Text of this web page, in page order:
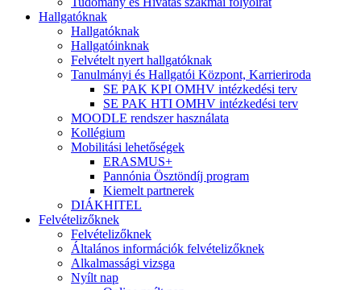
Hallgatóknak
Hallgatóknak
Hallgatóinknak
Felvételt nyert hallgatóknak
Tanulmányi és Hallgatói Központ, Karrieriroda
SE PAK KPI OMHV intézkedési terv
SE PAK HTI OMHV intézkedési terv
MOODLE rendszer használata
Kollégium
Mobilitási lehetőségek
ERASMUS+
Pannónia Ösztöndíj program
Kiemelt partnerek
DIÁKHITEL
Felvételizőknek
Felvételizőknek
Általános információk felvételizőknek
Alkalmassági vizsga
Nyílt nap